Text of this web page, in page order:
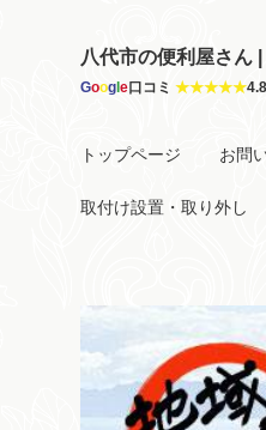
八代市の便利屋さん
Goog le口コミ★★★★★
トップページ お問
取付け設置・取り外し